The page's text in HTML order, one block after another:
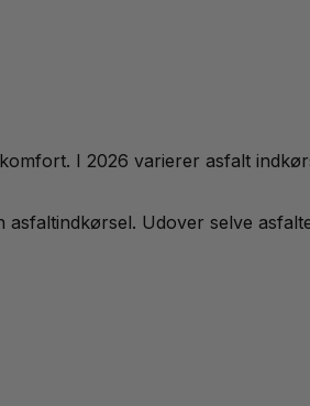
I 2026 varierer asfalt
Udover selve